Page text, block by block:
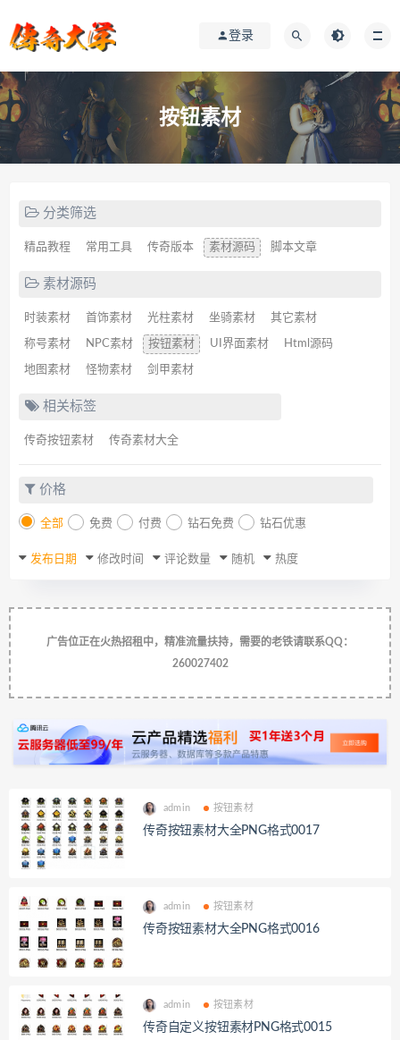
登录
按钮素材
分类筛选
精品教程 常用工具 传奇版本 素材源码 脚本文章
素材源码
时装素材 首饰素材 光柱素材 坐骑素材 其它素材
称号素材 NPC素材 按钮素材 UI界面素材 Html源码
地图素材 怪物素材 剑甲素材
相关标签
传奇按钮素材 传奇素材大全
价格
全部 免费 付费 钻石免费 钻石优惠
发布日期 修改时间 评论数量 随机 热度
广告位正在火热招租中，精准流量扶持，需要的老铁请联系QQ：
260027402
admin 按钮素材
传奇按钮素材大全PNG格式0017
admin 按钮素材
传奇按钮素材大全PNG格式0016
admin 按钮素材
传奇自定义按钮素材PNG格式0015